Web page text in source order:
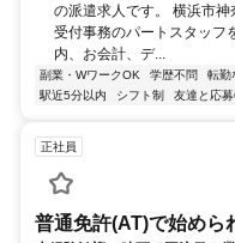
の派遣求人です。 横浜市神
受付事務のパートスタッフ
内、お会計、デ...
副業・WワークOK 学歴不問 転勤
駅近5分以内
シフト制 友達と応
正社員
普通免許(AT)で始めら